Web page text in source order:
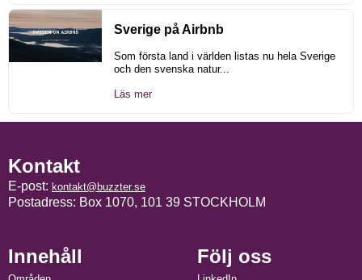
Sverige på Airbnb
Som första land i världen listas nu hela Sverige
och den svenska natur...
Läs mer
Kontakt
E-post: kontakt@buzzter.se
Postadress: Box 1070, 101 39 STOCKHOLM
Innehåll Följ oss